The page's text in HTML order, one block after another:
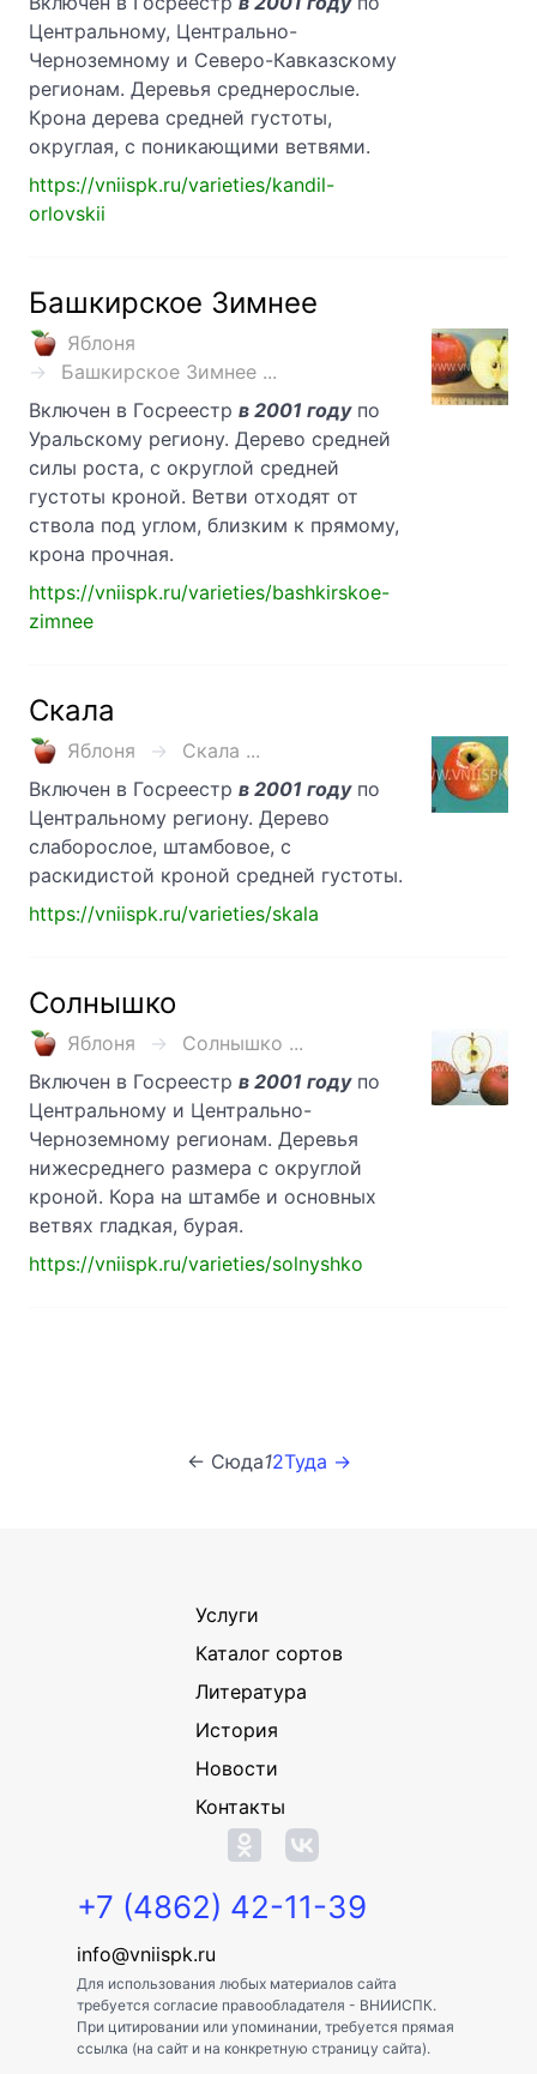
Центральному, Центрально-
Черноземному и Северо-Кавказскому
регионам. Деревья среднерослые.
Крона дерева средней густоты,
округлая, с поникающими ветвями.
https://vniispk.ru/varieties/kandil-
orlovskii
Башкирское Зимнее
Яблоня
Башкирское Зимнее ...
Включен в Госреестр в 2001 годупо
Уральскому региону. Дерево средней
силы роста, с округлой средней
густоты кроной. Ветви отходят от
ствола под углом, близким к прямому,
крона прочная.
https://vniispk.ru/varieties/bashkirskoe-
zimnee
Скала
Яблоня
Скала ...
Включен в Госреестр в 2001 годупо
Центральному региону. Дерево
слаборослое, штамбовое, с
раскидистой кроной средней густоты.
https://vniispk.ru/varieties/skala
Солнышко
Яблоня
Солнышко ...
Включен в Госреестр в 2001 годупо
Центральному и Центрально-
Черноземному регионам. Деревья
нижесреднего размера с округлой
кроной. Кора на штамбе и основных
ветвях гладкая, бурая.
https://vniispk.ru/varieties/solnyshko
← Сюда12Туда →
Услуги
Каталог сортов
Литература
История
Новости
Контакты
+7 (4862) 42-11-39
info@vniispk.ru
Для использования любых материалов сайта
требуется согласие правообладателя - ВНИИСПК.
При цитировании или упоминании, требуется прямая
ссылка (на сайт и на конкретную страницу сайта).